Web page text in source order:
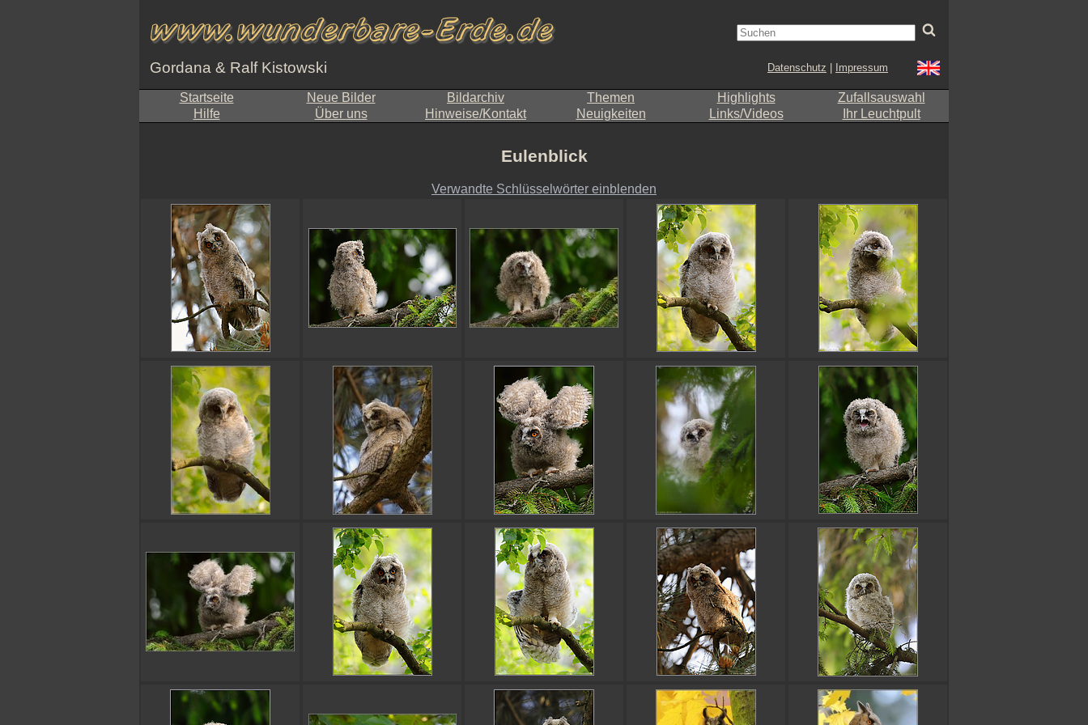
Gordana & Ralf Kistowski Datenschutz Impressum
Startseite Neue Bilder Bildarchiv Themen Highlights
Zufallsauswahl
Hilfe
Über uns Hinweise/Kontakt Neuigkeiten Links/Videos Ihr Leuchtpult
Eulenblick
Verwandte Schlüsselwörter einblenden